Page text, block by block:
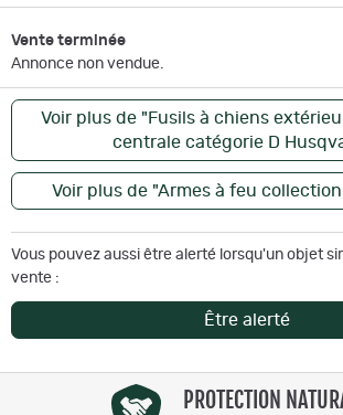
Vente terminée
Annonce non vendue.
Voir plus de "Fusils à chiens
centrale catégorie D
Voir plus de "Armes à feu
Vous pouvez aussi être alerté lorsqu'un objet
vente :
Être alerté
PROTECTION